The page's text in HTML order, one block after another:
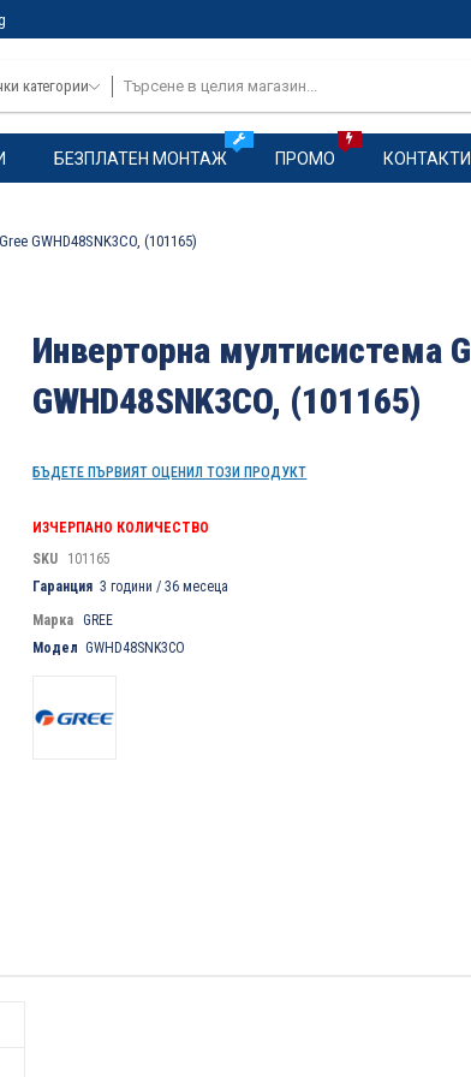
категории
БЕЗПЛАТЕН МОНТАЖ ПРОМО КОНТАКТИ
GWHD48SNK3CO, (101165)
Инверторна мултисистема
GWHD48SNK3CO, (101165)
БЪДЕТЕ ПЪРВИЯТ ОЦЕНИЛ ТОЗИ ПРОДУКТ
ИЗЧЕРПАНО КОЛИЧЕСТВО
SKU
101165
Гаранция 3 години / 36 месеца
Марка GREE
Модел GWHD48SNK3CO